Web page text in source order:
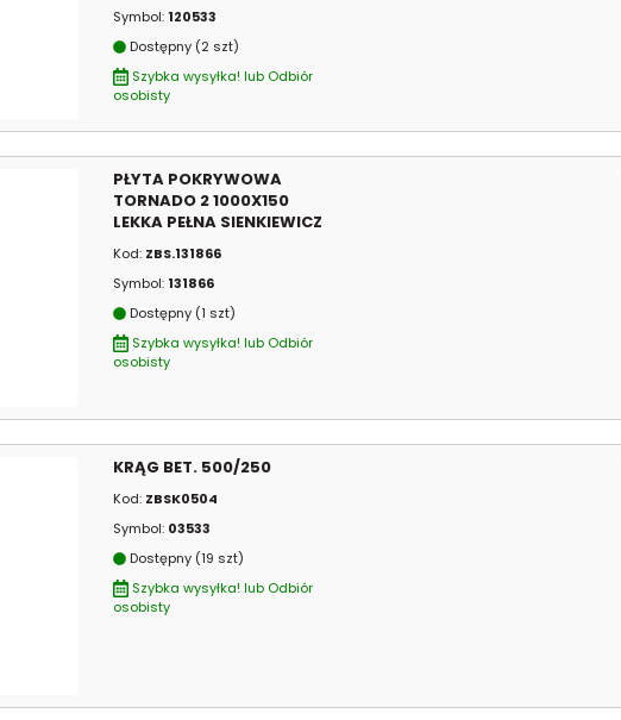
Symbol: 120533
Dostępny (2 szt)
Szybka wysyłka! lub Odbiór
osobisty
PŁYTA POKRYWOWA
TORNADO 2 1000X150
LEKKA PEŁNA SIENKIEWICZ
Kod: ZBS.131866
Symbol: 131866
Dostępny (1 szt)
Szybka wysyłka! lub Odbiór
osobisty
KRĄG BET. 500/250
Kod: ZBSK0504
Symbol: 03533
Dostępny (19 szt)
Szybka wysyłka! lub Odbiór
osobisty